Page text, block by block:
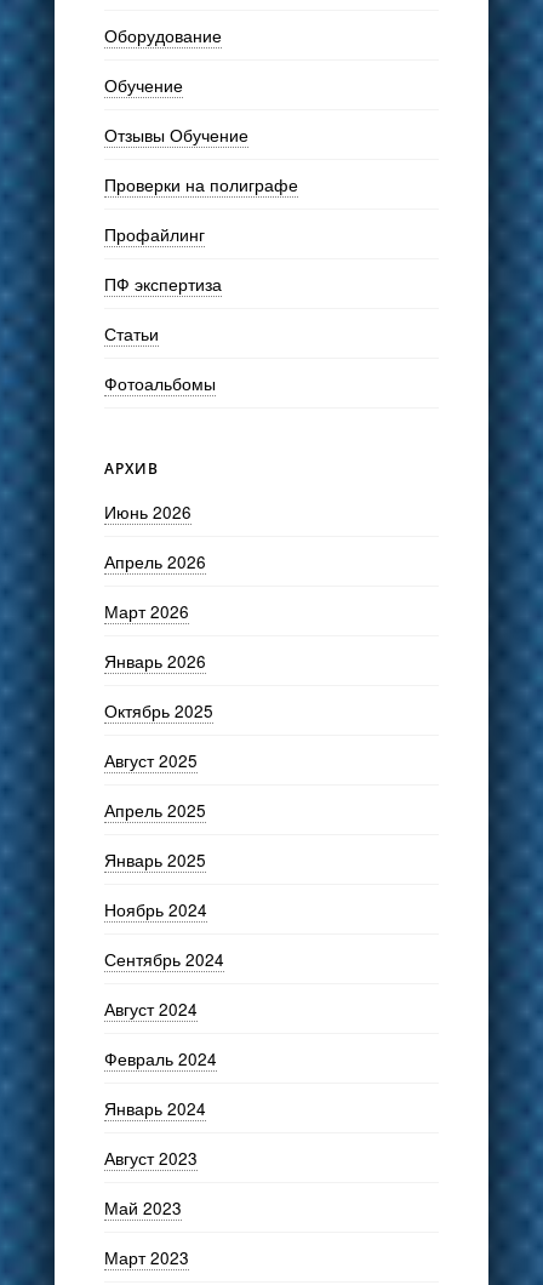
Оборудование
Обучение
Отзывы Обучение
Проверки на полиграфе
Профайлинг
ПФ экспертиза
Статьи
Фотоальбомы
АРХИВ
Июнь 2026
Апрель 2026
Март 2026
Январь 2026
Октябрь 2025
Август 2025
Апрель 2025
Январь 2025
Ноябрь 2024
Сентябрь 2024
Август 2024
Февраль 2024
Январь 2024
Август 2023
Май 2023
Март 2023